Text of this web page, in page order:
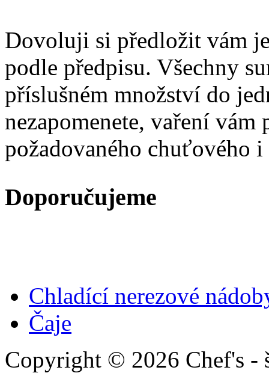
Dovoluji si předložit vám
podle předpisu. Všechny
příslušném množství do
nezapomenete, vaření
požadovaného chuťového
Doporučujeme
Chladící nerezové
Čaje
Copyright © 2026 Chef's -